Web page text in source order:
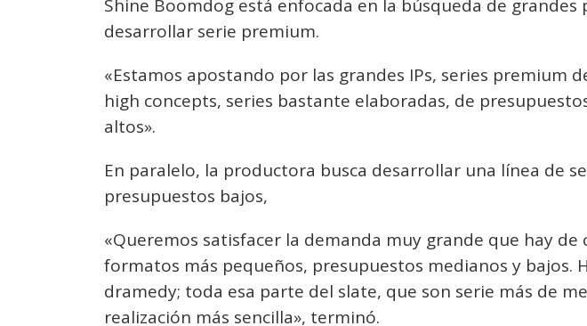
Shine Boomdog está enfocada en la búsqueda de grandes
desarrollar serie premium.
«Estamos apostando por las grandes IPs, series premium
high concepts, series bastante elaboradas, de
altos».
En paralelo, la productora busca desarrollar una línea de
presupuestos bajos,
«Queremos satisfacer la demanda muy grande que hay de
formatos más pequeños, presupuestos medianos y bajos.
dramedy; toda esa parte del slate, que son serie más de
realización más sencilla», terminó.